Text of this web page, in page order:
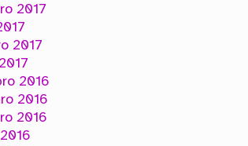
2017
2017
2016
2016
2016